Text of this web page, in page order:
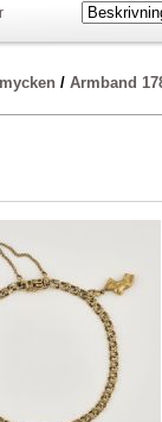
/ Armband